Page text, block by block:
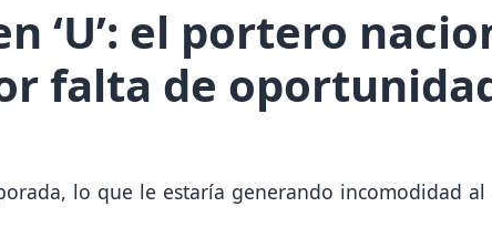
‘U’: el portero
falta de
lo que le estaría generando incomodidad